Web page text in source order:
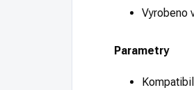
Vyrobeno
Parametry